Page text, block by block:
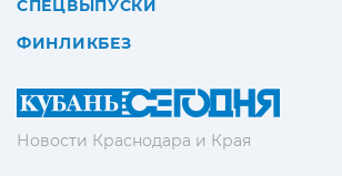
Новости Краснодара и Края
СПЕЦВЫПУСКИ
ФИНЛИКБЕЗ